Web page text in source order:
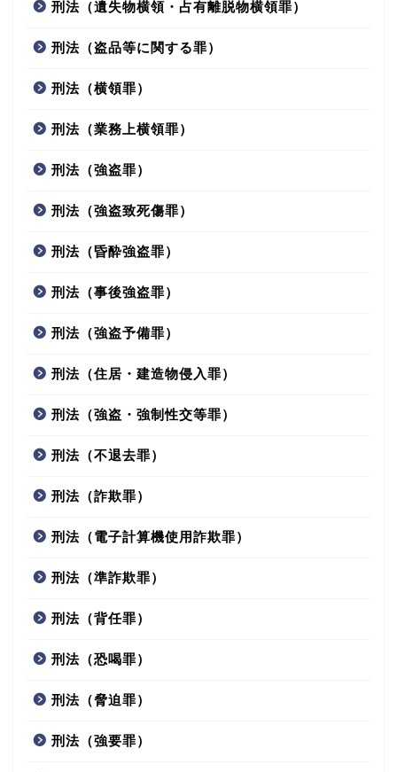
刑法（遺失物横領・占有離脱物横領罪）
刑法（盗品等に関する罪）
刑法（横領罪）
刑法（業務上横領罪）
刑法（強盗罪）
刑法（強盗致死傷罪）
刑法（昏酔強盗罪）
刑法（事後強盗罪）
刑法（強盗予備罪）
刑法（住居・建造物侵入罪）
刑法（強盗・強制性交等罪）
刑法（不退去罪）
刑法（詐欺罪）
刑法（電子計算機使用詐欺罪）
刑法（準詐欺罪）
刑法（背任罪）
刑法（恐喝罪）
刑法（脅迫罪）
刑法（強要罪）